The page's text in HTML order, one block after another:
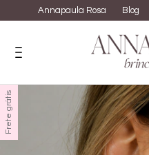
Annapaula Rosa Blog
Frete grátis